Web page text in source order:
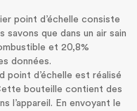
d’échelle consiste
savons que dans un air sain
et 20,8%
données.
d’échelle est réalisé
bouteille contient des
l’appareil. En envoyant le